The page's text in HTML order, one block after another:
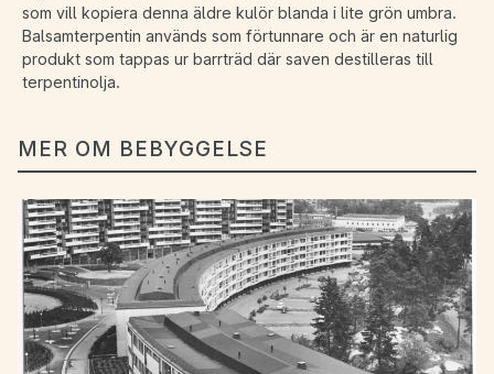
som vill kopiera denna äldre kulör blanda i lite grön umbra.
Balsamterpentin används som förtunnare och är en naturlig
produkt som tappas ur barrträd där saven destilleras till
terpentinolja.
MER OM BEBYGGELSE